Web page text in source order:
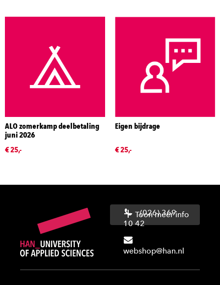
ALO zomerkamp deelbetaling
juni 2026
€ 25,-
Eigen bijdrage
€ 25,-
(026) 369
10 42
webshop@han.nl
Toon meer info